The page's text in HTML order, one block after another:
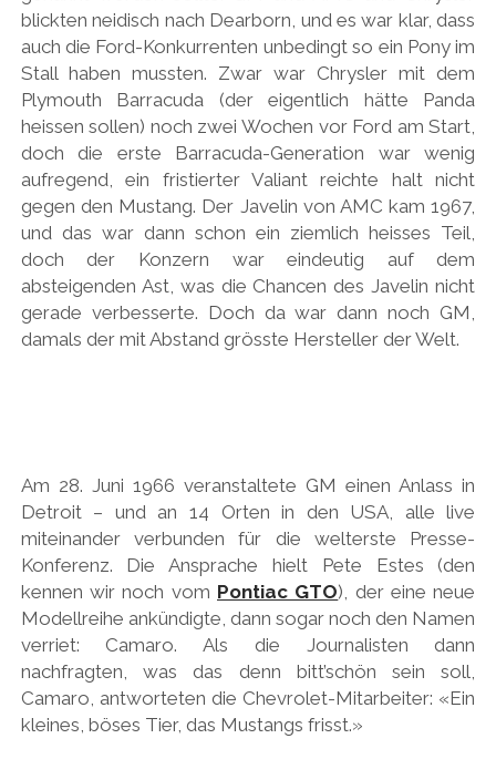
HYUNDAI/KIA
ITALIA
JAPANER
LAMBORGHINI
LOTUS
MASERATI
MOTORRAD
NISSAN
PORSCHE
RACING
REDAKTION
RENAULT/DACIA
SEAT
SKODA
SUBARU
blickten neidisch nach Dearborn, und es war klar, dass
auch die Ford-Konkurrenten unbedingt so ein Pony im
Stall haben mussten. Zwar war Chrysler mit dem
Plymouth Barracuda (der eigentlich hätte Panda
heissen sollen) noch zwei Wochen vor Ford am Start,
doch die erste Barracuda-Generation war wenig
aufregend, ein fristierter Valiant reichte halt nicht
gegen den Mustang. Der Javelin von AMC kam 1967,
und das war dann schon ein ziemlich heisses Teil,
doch der Konzern war eindeutig auf dem
absteigenden Ast, was die Chancen des Javelin nicht
gerade verbesserte. Doch da war dann noch GM,
damals der mit Abstand grösste Hersteller der Welt.
Am 28. Juni 1966 veranstaltete GM einen Anlass in
Detroit – und an 14 Orten in den USA, alle live
miteinander verbunden für die welterste Presse-
Konferenz. Die Ansprache hielt Pete Estes (den
kennen wir noch vom Pontiac GTO), der eine neue
Modellreihe ankündigte, dann sogar noch den Namen
verriet: Camaro. Als die Journalisten dann
nachfragten, was das denn bitt’schön sein soll,
Camaro, antworteten die Chevrolet-Mitarbeiter: «Ein
kleines, böses Tier, das Mustangs frisst.»